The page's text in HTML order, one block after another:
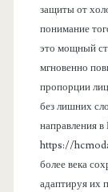
защиты от
понимание
это мощный
мгновенно
пропорции
без лишних
направления
https://
более века
адаптируя их